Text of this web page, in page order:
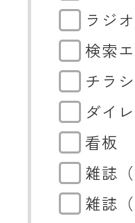
ラジオ
検索
チラシ
ダイ
看板
雑誌
雑誌